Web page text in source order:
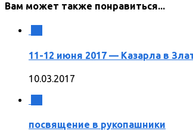
Вам может также понравиться...
11-12 июня 2017 — Казарла в
10.03.2017
посвящение в рукопашники